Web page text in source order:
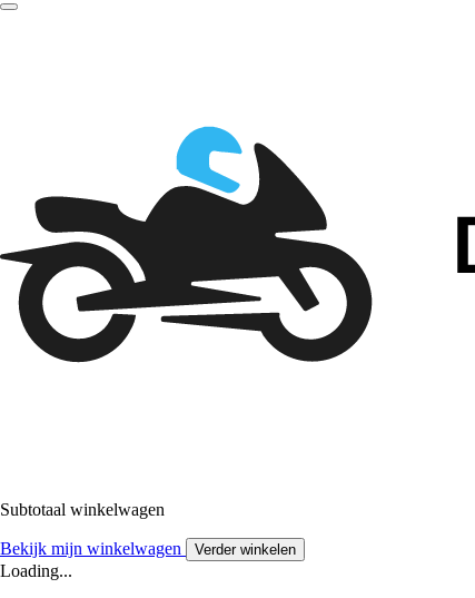
Subtotaal winkelwagen
Bekijk mijn winkelwagen Verder winkelen
Loading...